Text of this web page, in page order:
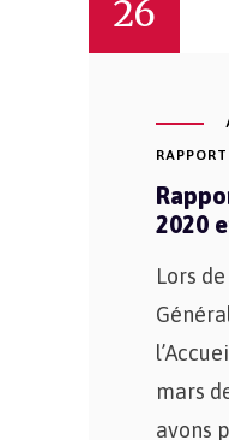
26
2020
Lors
mars
avons